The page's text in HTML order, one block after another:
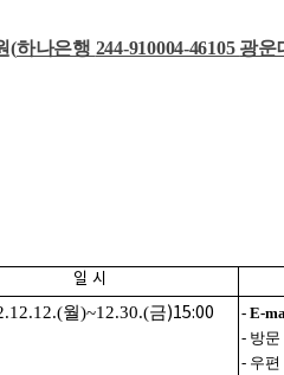
(하나은행 244-910004-46105 광운
일 시
월)~12.30.(금)15:00 - E-
- 방문
- 우편